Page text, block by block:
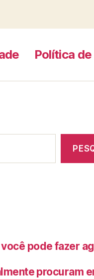
Política
pode fazer
procuram